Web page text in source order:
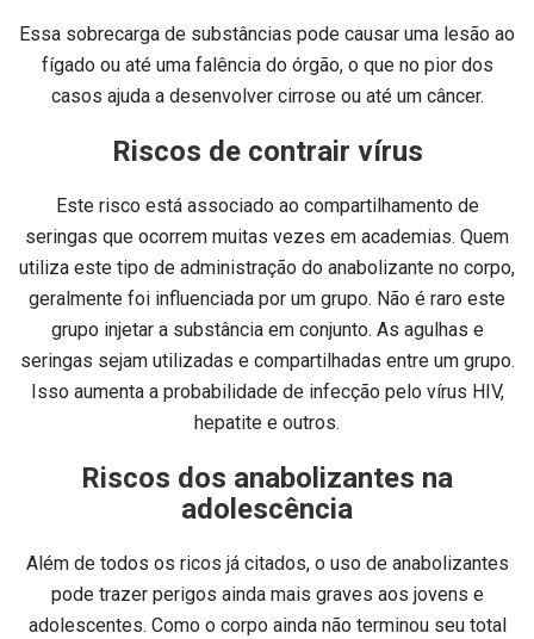
Essa sobrecarga de substâncias pode causar uma lesão ao
fígado ou até uma falência do órgão, o que no pior dos
casos ajuda a desenvolver cirrose ou até um câncer.
Riscos de contrair vírus
Este risco está associado ao compartilhamento de
seringas que ocorrem muitas vezes em academias. Quem
utiliza este tipo de administração do anabolizante no corpo,
geralmente foi influenciada por um grupo. Não é raro este
grupo injetar a substância em conjunto. As agulhas e
seringas sejam utilizadas e compartilhadas entre um grupo.
Isso aumenta a probabilidade de infecção pelo vírus HIV,
hepatite e outros.
Riscos dos anabolizantes na
adolescência
Além de todos os ricos já citados, o uso de anabolizantes
pode trazer perigos ainda mais graves aos jovens e
adolescentes. Como o corpo ainda não terminou seu total